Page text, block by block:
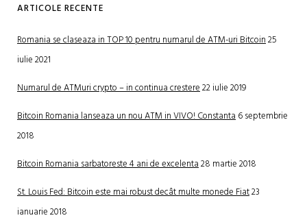
ARTICOLE RECENTE
Romania se claseaza in TOP 10 pentru numarul de ATM-uri Bitcoin25
iulie 2021
Numarul de ATMuri crypto – in continua crestere22 iulie 2019
Bitcoin Romania lanseaza un nou ATM in VIVO! Constanta6 septembrie
2018
Bitcoin Romania sarbatoreste 4 ani de excelenta28 martie 2018
St. Louis Fed: Bitcoin este mai robust decât multe monede Fiat23
ianuarie 2018